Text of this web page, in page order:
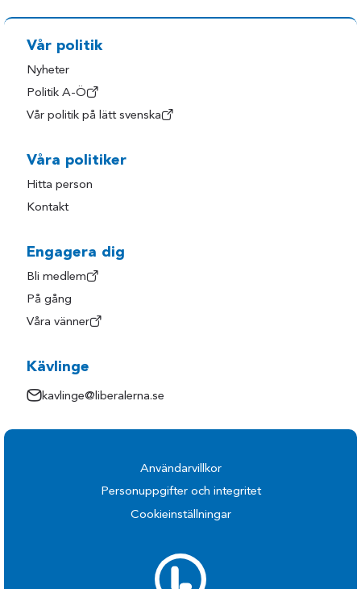
Vår politik
Nyheter
Politik A-Ö
Vår politik på lätt svenska
Våra politiker
Hitta person
Kontakt
Engagera dig
Bli medlem
På gång
Våra vänner
Kävlinge
kavlinge@liberalerna.se
Användarvillkor
Personuppgifter och integritet
Cookieinställningar